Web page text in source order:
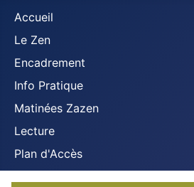
Accueil
Le Zen
Encadrement
Info Pratique
Matinées Zazen
Lecture
Plan d'Accès